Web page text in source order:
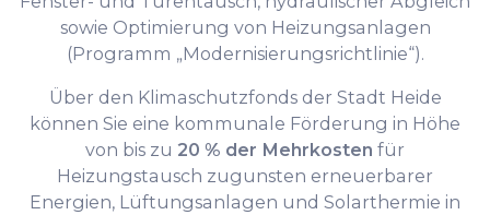
sowie Optimierung von Heizungsanlagen
(Programm „Modernisierungsrichtlinie“).
Über den Klimaschutzfonds der Stadt Heide
können Sie eine kommunale Förderung in Höhe
von bis zu 20 % der Mehrkosten für
Heizungstausch zugunsten erneuerbarer
Energien, Lüftungsanlagen und Solarthermie in